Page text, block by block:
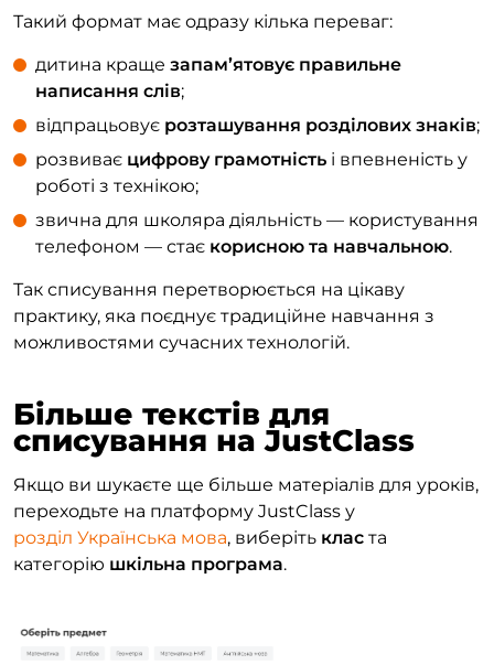
Такий формат має одразу кілька переваг:
дитина краще запам’ятовує правильне
написання слів;
відпрацьовує розташування розділових знаків;
розвиває цифрову грамотність і впевненість у
роботі з технікою;
звична для школяра діяльність — користування
телефоном — стає корисною та навчальною.
Так списування перетворюється на цікаву
практику, яка поєднує традиційне навчання з
можливостями сучасних технологій.
Більше текстів для
списування на JustClass
Якщо ви шукаєте ще більше матеріалів для уроків,
переходьте на платформу JustClass у
розділ Українська мова, виберіть клас та
категорію шкільна програма.